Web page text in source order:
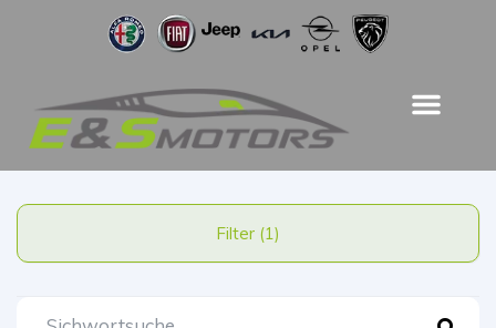
Filter (1)